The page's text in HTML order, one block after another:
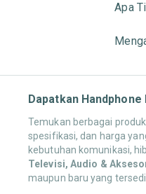
Apa
Dapatkan Handphone
Temukan berbagai
spesifikasi, dan harga
kebutuhan komunikasi,
Televisi, Audio &
maupun baru yang